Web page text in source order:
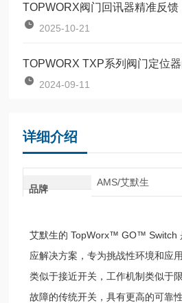
2025-10-21
TOPWORX TXP系列阀门定位
2024-09-11
详细介绍
品牌
AMS/艾默生
艾默生的 TopWorx™ GO™ Switch
应解决方案，专为挑战性环境和应
类似于接近开关，工作机制类似于
故障的传统开关，具有更高的可靠